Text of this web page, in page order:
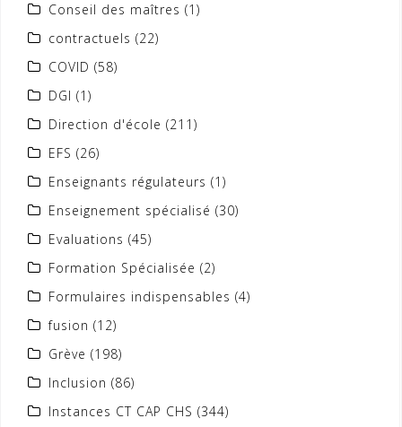
Conseil des maîtres (1)
contractuels (22)
COVID (58)
DGI (1)
Direction d'école (211)
EFS (26)
Enseignants régulateurs (1)
Enseignement spécialisé (30)
Evaluations (45)
Formation Spécialisée (2)
Formulaires indispensables (4)
fusion (12)
Grève (198)
Inclusion (86)
Instances CT CAP CHS (344)